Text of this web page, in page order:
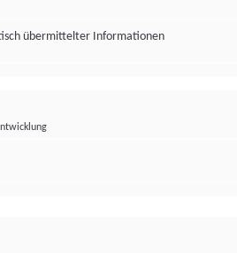
übermittelter Informationen